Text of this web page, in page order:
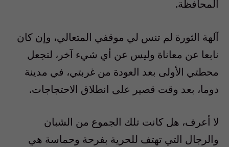
المحافظة.
آلهة الثورة لم تنس لي موقفي المتعالي، وإن كان
نابعا عن معاناة وليس عن أي شيء آخر، لتجعل
محطتي الأولى بعد العودة من غربتي، في مدينة
دوما، بعد وقت قصير على انطلاق الاحتجاجات.
لا أعرف، هل كانت تلك الجموع من الشبان
والرجال التي تهتف للحرية بفرحة وحماسة هي